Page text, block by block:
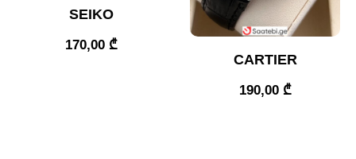
SEIKO
170,00 ₾
CARTIER
190,00 ₾